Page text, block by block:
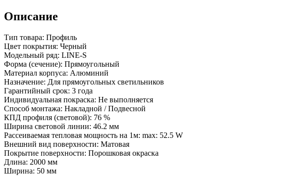
Описание
Тип товара: Профиль
Цвет покрытия: Черный
Модельный ряд: LINE-S
Форма (сечение): Прямоугольный
Материал корпуса: Алюминий
Назначение: Для прямоугольных светильников
Гарантийный срок: 3 года
Индивидуальная покраска: Не выполняется
Способ монтажа: Накладной / Подвесной
КПД профиля (cветовой): 76 %
Ширина световой линии: 46.2 мм
Рассеиваемая тепловая мощность на 1м: max: 52.5 W
Внешний вид поверхности: Матовая
Покрытие поверхности: Порошковая окраска
Длина: 2000 мм
Ширина: 50 мм